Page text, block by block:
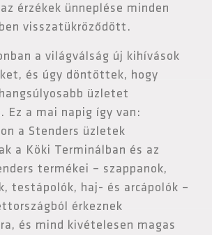
érzékek ünneplése minden
visszatükröződött.
a világválság új kihívások
és úgy döntöttek, hogy
üzletet
Ez a mai napig így van:
a Stenders üzletek
a Köki Terminálban és az
termékei – szappanok,
testápolók, haj- és arcápolók –
érkeznek
és mind kivételesen magas